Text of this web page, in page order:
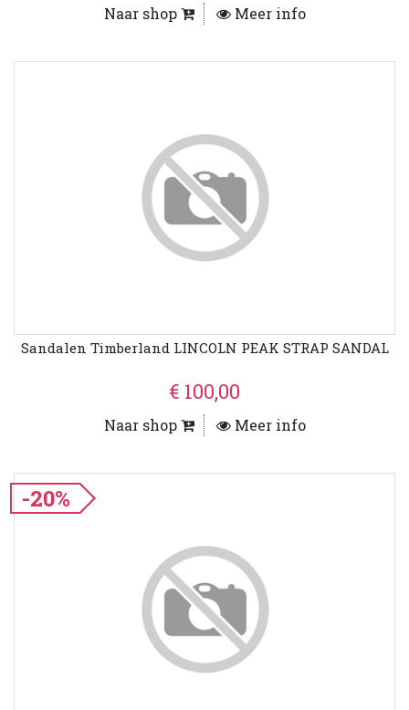
Naar shop Meer info
Sandalen Timberland LINCOLN PEAK STRAP SANDAL
€ 100,00
Naar shop Meer info
-20%